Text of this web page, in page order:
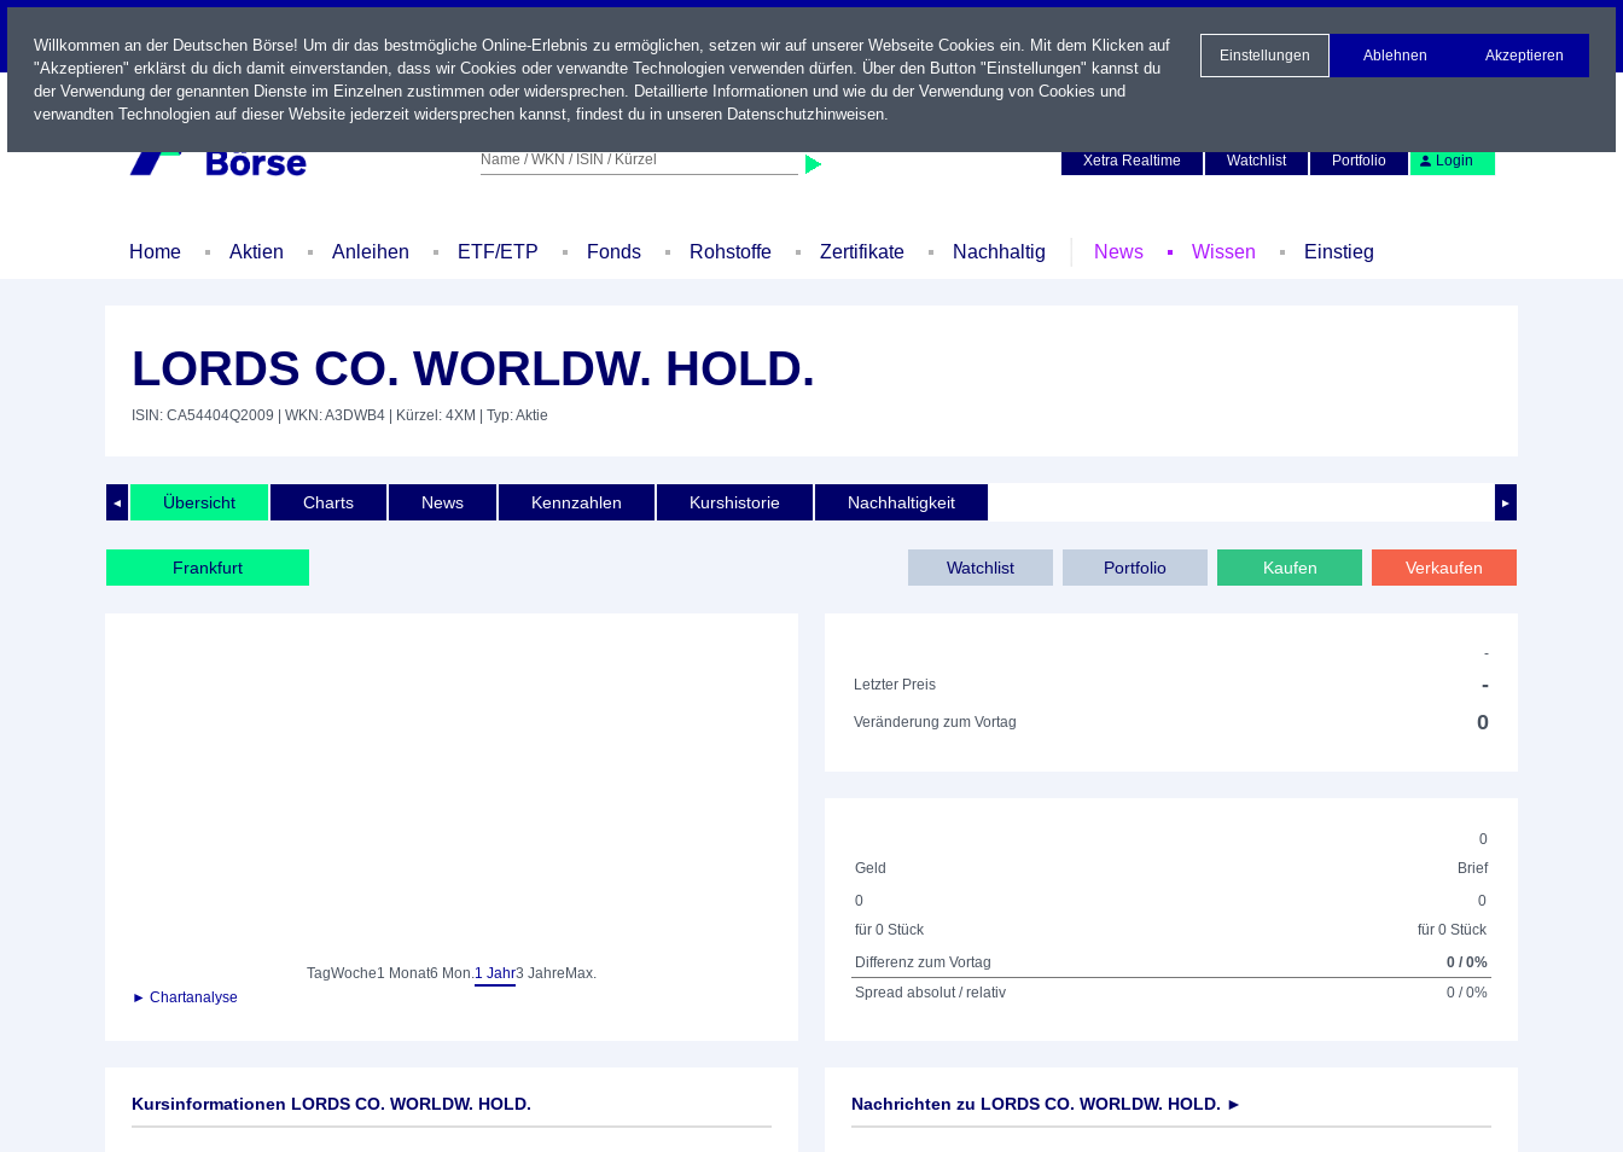
LIVE
Name / WKN / ISIN / Kürzel
Xetra Realtime
Watchlist Portfolio Login
Home Aktien Anleihen ETF/ETP Fonds Rohstoffe Zertifikate Nachhaltig News Wissen Einstieg
LORDS CO. WORLDW. HOLD.
ISIN: CA54404Q2009 | WKN: A3DWB4 | Kürzel: 4XM | Typ: Aktie
◄ ►
Übersicht Charts News Kennzahlen Kurshistorie Nachhaltigkeit
Frankfurt Watchlist Portfolio Kaufen Verkaufen
TagWoche1 Monat6 Mon.1 Jahr3 Jahre Max.
► Chartanalyse
-
Letzter Preis
-
Veränderung zum Vortag 0
0
Geld
Brief
0
für 0 Stück
0
für 0 Stück
Differenz zum Vortag
0 / 0%
Spread absolut / relativ
0 / 0%
Kursinformationen LORDS CO. WORLDW. HOLD. Nachrichten zu LORDS CO. WORLDW. HOLD. ►
Willkommen an der Deutschen Börse! Um dir das bestmögliche Online-Erlebnis zu ermöglichen, setzen wir auf unserer Webseite Cookies ein. Mit dem Klicken auf
"Akzeptieren" erklärst du dich damit einverstanden, dass wir Cookies oder verwandte Technologien verwenden dürfen. Über den Button "Einstellungen" kannst du
der Verwendung der genannten Dienste im Einzelnen zustimmen oder widersprechen. Detaillierte Informationen und wie du der Verwendung von Cookies und
verwandten Technologien auf dieser Website jederzeit widersprechen kannst, findest du in unseren Datenschutzhinweisen.
Einstellungen Ablehnen Akzeptieren